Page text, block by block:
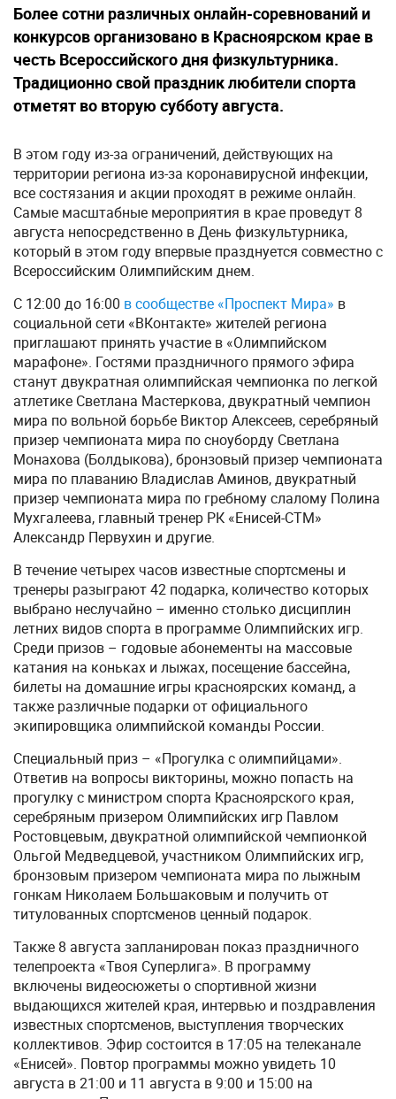
Более сотни различных онлайн-соревнований и
конкурсов организовано в Красноярском крае в
честь Всероссийского дня физкультурника.
Традиционно свой праздник любители спорта
отметят во вторую субботу августа.
В этом году из-за ограничений, действующих на
территории региона из-за коронавирусной инфекции,
все состязания и акции проходят в режиме онлайн.
Самые масштабные мероприятия в крае проведут 8
августа непосредственно в День физкультурника,
который в этом году впервые празднуется совместно с
Всероссийским Олимпийским днем.
С 12:00 до 16:00 в сообществе «Проспект Мира» в
социальной сети «ВКонтакте» жителей региона
приглашают принять участие в «Олимпийском
марафоне». Гостями праздничного прямого эфира
станут двукратная олимпийская чемпионка по легкой
атлетике Светлана Мастеркова, двукратный чемпион
мира по вольной борьбе Виктор Алексеев, серебряный
призер чемпионата мира по сноуборду Светлана
Монахова (Болдыкова), бронзовый призер чемпионата
мира по плаванию Владислав Аминов, двукратный
призер чемпионата мира по гребному слалому Полина
Мухгалеева, главный тренер РК «Енисей-СТМ»
Александр Первухин и другие.
В течение четырех часов известные спортсмены и
тренеры разыграют 42 подарка, количество которых
выбрано неслучайно – именно столько дисциплин
летних видов спорта в программе Олимпийских игр.
Среди призов – годовые абонементы на массовые
катания на коньках и лыжах, посещение бассейна,
билеты на домашние игры красноярских команд, а
также различные подарки от официального
экипировщика олимпийской команды России.
Специальный приз – «Прогулка с олимпийцами».
Ответив на вопросы викторины, можно попасть на
прогулку с министром спорта Красноярского края,
серебряным призером Олимпийских игр Павлом
Ростовцевым, двукратной олимпийской чемпионкой
Ольгой Медведцевой, участником Олимпийских игр,
бронзовым призером чемпионата мира по лыжным
гонкам Николаем Большаковым и получить от
титулованных спортсменов ценный подарок.
Также 8 августа запланирован показ праздничного
телепроекта «Твоя Суперлига». В программу
включены видеосюжеты о спортивной жизни
выдающихся жителей края, интервью и поздравления
известных спортсменов, выступления творческих
коллективов. Эфир состоится в 17:05 на телеканале
«Енисей». Повтор программы можно увидеть 10
августа в 21:00 и 11 августа в 9:00 и 15:00 на